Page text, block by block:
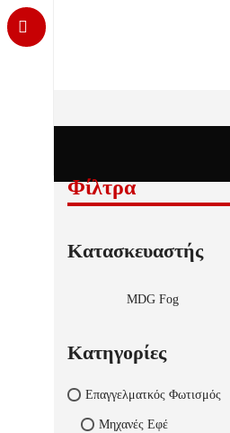
Φίλτρα
Κατασκευαστής
MDG Fog
Κατηγορίες
Επαγγελματκός Φωτισμός
Μηχανές Εφέ